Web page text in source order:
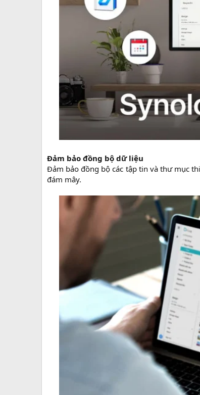
Đảm bảo đồng bộ dữ liệu
Đảm bảo đồng bộ các tập tin và thư mục
đám mây.